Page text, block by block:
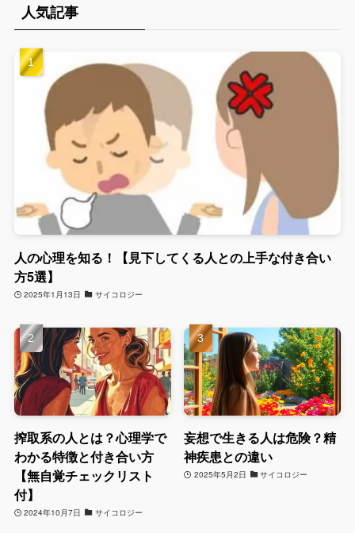
人気記事
人の心理を知る！【見下してくる人との上手な付き合い
方5選】
2025年1月13日 サイコロジー
搾取系の人とは？心理学で
わかる特徴と付き合い方
【無自覚チェックリスト
付】
2024年10月7日 サイコロジー
妄想で生きる人は危険？精
神疾患との違い
2025年5月2日 サイコロジー